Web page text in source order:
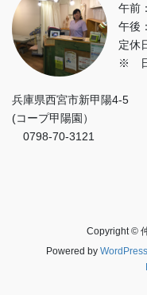
午前
午後
定休
※ 日
兵庫県西宮市新甲陽4-5
(コープ甲陽園）
0798-70-3121
Copyright ©
Powered by WordPress